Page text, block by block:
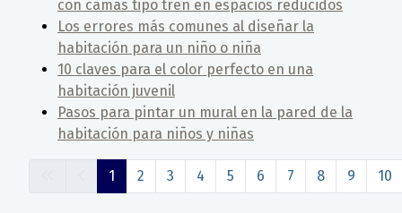
con camas tipo tren en espacios reducidos
Los errores más comunes al diseñar la
habitación para un niño o niña
10 claves para el color perfecto en una
habitación juvenil
Pasos para pintar un mural en la pared de la
habitación para niños y niñas
Página 1 de 42
1 2 3 4 5 6 7 8 9 10